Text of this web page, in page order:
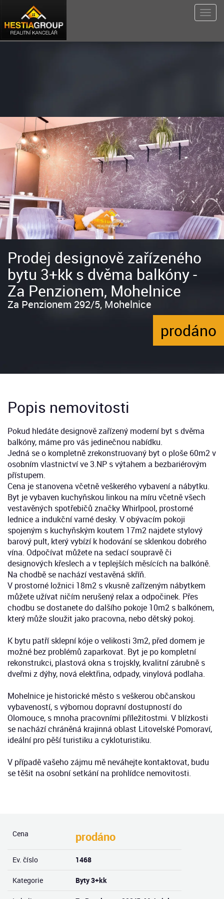
Prodej designově zařízeného
bytu 3+kk s dvěma balkóny -
Za Penzionem, Mohelnice
Za Penzionem 292/5, Mohelnice
prodáno
Popis nemovitosti
Pokud hledáte designově zařízený moderní byt s dvěma
balkóny, máme pro vás jedinečnou nabídku.
Jedná se o kompletně zrekonstruovaný byt o ploše 60m2 v
osobním vlastnictví ve 3.NP s výtahem a bezbariérovým
přístupem.
Cena je stanovena včetně veškerého vybavení a nábytku.
Byt je vybaven kuchyňskou linkou na míru včetně všech
vestavěných spotřebičů značky Whirlpool, prostorné
lednice a indukční varné desky. V obývacím pokoji
spojeným s kuchyňským koutem 17m2 najdete stylový
barový pult, který vybízí k hodování se sklenkou dobrého
vína. Odpočívat můžete na sedací soupravě či
designových křeslech a v teplejších měsících na balkóně.
Na chodbě se nachází vestavěná skříň.
V prostorné ložnici 18m2 s vkusně zařízeným nábytkem
můžete užívat ničím nerušený relax a odpočinek. Přes
chodbu se dostanete do dalšího pokoje 10m2 s balkónem,
který může sloužit jako pracovna, nebo dětský pokoj.
K bytu patří sklepní kóje o velikosti 3m2, před domem je
možné bez problémů zaparkovat. Byt je po kompletní
rekonstrukci, plastová okna s trojskly, kvalitní zárubně s
dveřmi z dýhy, nová elektřina, odpady, vinylová podlaha.
Mohelnice je historické město s veškerou občanskou
vybaveností, s výbornou dopravní dostupností do
Olomouce, s mnoha pracovními příležitostmi. V blízkosti
se nachází chráněná krajinná oblast Litovelské Pomoraví,
ideální pro pěší turistiku a cykloturistiku.
V případě vašeho zájmu mě neváhejte kontaktovat, budu
se těšit na osobní setkání na prohlídce nemovitosti.
Cena prodáno
Ev. číslo 1468
Kategorie Byty 3+kk